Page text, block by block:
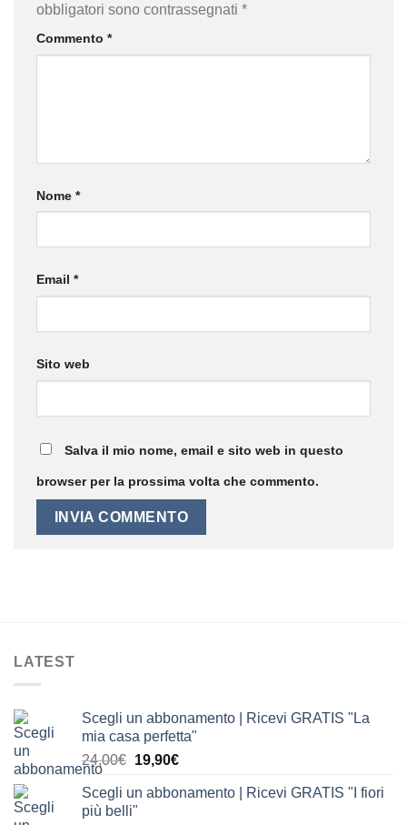
obbligatori sono contrassegnati *
Commento *
Nome *
Email *
Sito web
Salva il mio nome, email e sito web in questo
browser per la prossima volta che commento.
LATEST
Scegli un abbonamento | Ricevi GRATIS "La
mia casa perfetta"
24,00€ Il
originale
19,90€Il
attuale
Scegli un abbonamento | Ricevi GRATIS "I fiori
più belli"